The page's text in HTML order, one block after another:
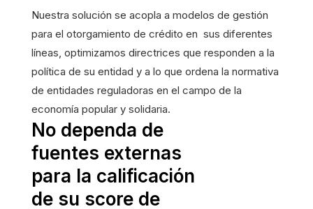
Nuestra solución se acopla a modelos de gestión
para el otorgamiento de crédito en sus diferentes
líneas, optimizamos directrices que responden a la
política de su entidad y a lo que ordena la normativa
de entidades reguladoras en el campo de la
economía popular y solidaria.
No dependa de
fuentes externas
para la calificación
de su score de